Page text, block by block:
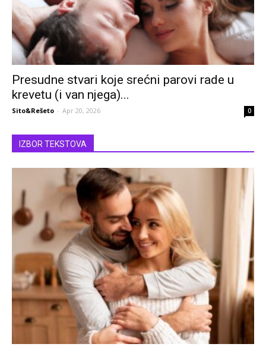
Presudne stvari koje srećni parovi rade u
krevetu (i van njega)...
Sito&Rešeto - Apr 20, 2026 0
IZBOR TEKSTOVA